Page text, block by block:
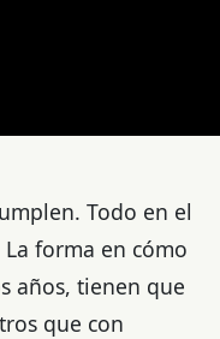
Todo en el
forma en cómo
años, tienen que
que con